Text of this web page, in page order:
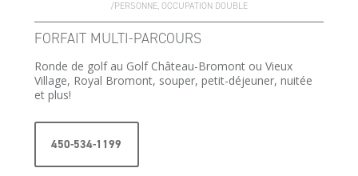
/PERSONNE, OCCUPATION DOUBLE
FORFAIT MULTI-PARCOURS
Ronde de golf au Golf Château-Bromont ou Vieux
Village, Royal Bromont, souper, petit-déjeuner, nuitée
et plus!
450-534-1199